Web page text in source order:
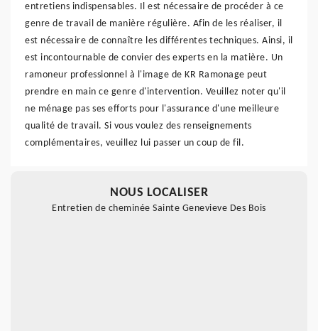
entretiens indispensables. Il est nécessaire de procéder à ce
genre de travail de manière régulière. Afin de les réaliser, il
est nécessaire de connaître les différentes techniques. Ainsi, il
est incontournable de convier des experts en la matière. Un
ramoneur professionnel à l'image de KR Ramonage peut
prendre en main ce genre d'intervention. Veuillez noter qu'il
ne ménage pas ses efforts pour l'assurance d'une meilleure
qualité de travail. Si vous voulez des renseignements
complémentaires, veuillez lui passer un coup de fil.
NOUS LOCALISER
Entretien de cheminée Sainte Genevieve Des Bois